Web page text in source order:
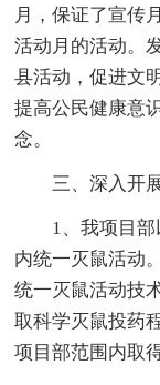
月，保证了宣传
活动月的活动。
县活动，促进文
提高公民健康意
念。
三、深入开
1、我项目
内统一灭鼠活动
统一灭鼠活动技
取科学灭鼠投药
项目部范围内取